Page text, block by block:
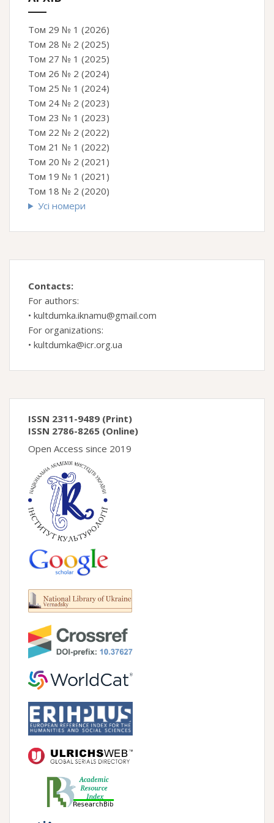
Том 29 № 1 (2026)
Том 28 № 2 (2025)
Том 27 № 1 (2025)
Том 26 № 2 (2024)
Том 25 № 1 (2024)
Том 24 № 2 (2023)
Том 23 № 1 (2023)
Том 22 № 2 (2022)
Том 21 № 1 (2022)
Том 20 № 2 (2021)
Том 19 № 1 (2021)
Том 18 № 2 (2020)
Усі номери
Contacts:
For authors:
• kultdumka.iknamu@gmail.com
For organizations:
• kultdumka@icr.org.ua
ISSN 2311-9489 (Print)
ISSN 2786-8265 (Online)
Open Access since 2019